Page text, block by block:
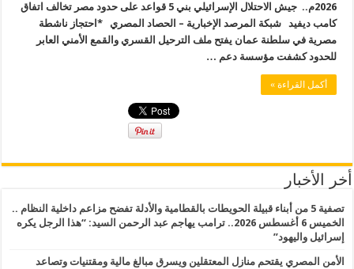
2026م.. جيش الاحتلال الإسرائيلي بني 5 قواعد على حدود مصر تخالف اتفاق
كامب ديفيد شبكة المرصد الإخبارية – الحصاد المصري *احتجاز ناشطة
مصرية في سلطنة عمان يفتح ملف الترحيل القسري والقمع الأمني العابر
للحدود كشفت مؤسسة دعم …
أكمل القراءة »
أخر الأخبار
تصفية 5 من أبناء قبيلة الحويطات بالقطامية والأدلة تفضح مزاعم داخلية النظام ..
الخميس 6 أغسطس 2026.. ترامب يهاجم عبد الرحمن السيد: “هذا الرجل يكره
إسرائيل واليهود”
الأمن المصري يقتحم منازل المعتقلين ويسرق مبالغ مالية ومقتنيات وتصاعد